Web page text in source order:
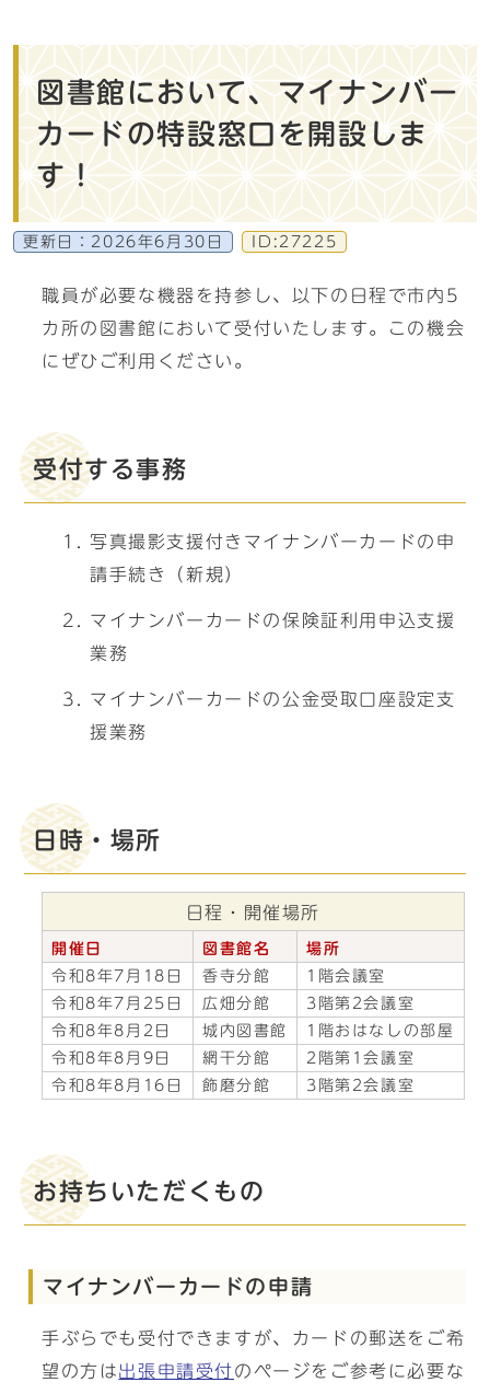
図書館において、マイナンバー
カードの特設窓口を開設しま
す！
更新日： 2026年6月30日 ID:27225
職員が必要な機器を持参し、以下の日程で市内5
カ所の図書館において受付いたします。この機会
にぜひご利用ください。
受付する事務
写真撮影支援付きマイナンバーカードの申
請手続き（新規）
マイナンバーカードの保険証利用申込支援
業務
マイナンバーカードの公金受取口座設定支
援業務
日時・場所
日程・開催場所
開催日 図書館名
場所
令和8年7月18日
香寺分館
1階会議室
令和8年7月25日
広畑分館
3階第2会議室
令和8年8月2日
城内図書館
1階おはなしの部屋
令和8年8月9日
網干分館
2階第1会議室
令和8年8月16日
飾磨分館 3階第2会議室
お持ちいただくもの
マイナンバーカードの申請
手ぶらでも受付できますが、カードの郵送をご希
望の方は出張申請受付のページをご参考に必要な